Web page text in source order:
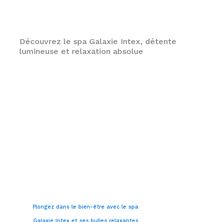
Découvrez le spa Galaxie Intex, détente
lumineuse et relaxation absolue
Plongez dans le bien-être avec le spa